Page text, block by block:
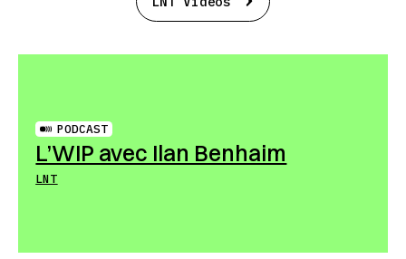
PODCAST
L’WIP avec Ilan Benhaim
LNT